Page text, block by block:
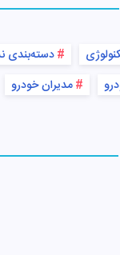
دسته‌بندی
مدیران خودرو